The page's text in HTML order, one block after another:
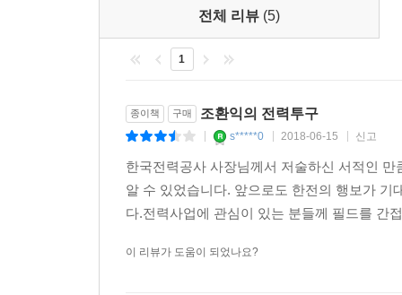
조선, 석유화학, 전자 등으로 대표되는 국가의
것이다. 그리고 바로 이때 에너지 신산업이 무대
단기적인 회수가 어렵다. 그래서 신산업 창출 초
우리나라에 있는 섬 3,237개 가운데 사람이 사는
못하고 비싼 석유를 사용하는 발전기에 의존할
항하지 못하는 문제도 안고 있다. 매연과 환경오
되어왔다. 그런데 최근 섬에서 변화가 일고 있다.
으로 한 친환경 에너지 자립섬이 등장했기 때문
때문이다. 그런데 이제는 이러한 문제점을 해결할
올해로 공기업 사장만 10년이 넘은 그는 관료
탁월한 국제 감각 그리고 세계경제 흐름을 읽
CEO들과는 확실히 달라 보인다. 수장으로 가는
전선에 뛰어들 준비를 하고 있다. 그의 말대로 한
한전에서의 시간은 과거 그 어떤 시절보다 어렵
무력한 인간에겐 승산이 없는 ‘신의 영역’이
전체 리뷰 (5)
1
종이책 구매 조환익의 전력투구
s*****0 2018-06-15 신고
한국전력공사 사장님께서 저술하신 서적인
알 수 있었습니다. 앞으로도 한전의 행보가
다.전력사업에 관심이 있는 분들께 필드를 간
이 리뷰가 도움이 되었나요?